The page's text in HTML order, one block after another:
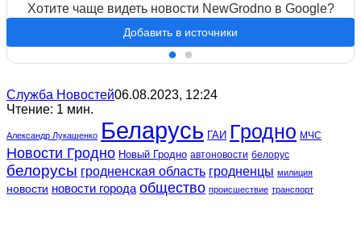
Хотите чаще видеть новости NewGrodno в Google?
Добавить в источники
Служба Новостей06.08.2023, 12:24
Чтение: 1 мин.
Александр Лукашенко Беларусь ГАИ Гродно МЧС
Новости Гродно Новый Гродно автоновости белорус
белорусы гродненская область гродненцы милиция
новости новости города общество происшествие транспорт